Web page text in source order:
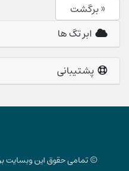
« برگشت
ابر تگ ها
پشتیبانی
© تمامی حقوق این وبسایت